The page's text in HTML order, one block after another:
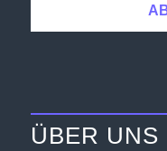
ÜBER UNS